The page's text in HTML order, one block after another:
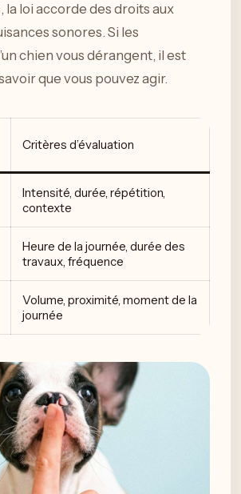
la loi accorde des droits aux
sonores. Si les
chien vous dérangent, il est
que vous pouvez agir.
Critères d’évaluation
Intensité, durée, répétition,
contexte
Heure de la journée, durée des
travaux, fréquence
Volume, proximité, moment de la
journée